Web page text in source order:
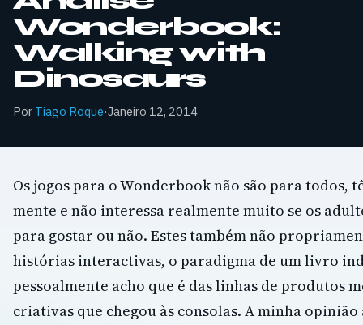
Wonderbook:
Walking with
Dinosaurs
Por Tiago Roque·Janeiro 12, 2014
Os jogos para o Wonderbook não são para todos,
mente e não interessa realmente muito se os
para gostar ou não. Estes também não
histórias interactivas, o paradigma de um livro
pessoalmente acho que é das linhas de produtos
criativas que chegou às consolas. A minha